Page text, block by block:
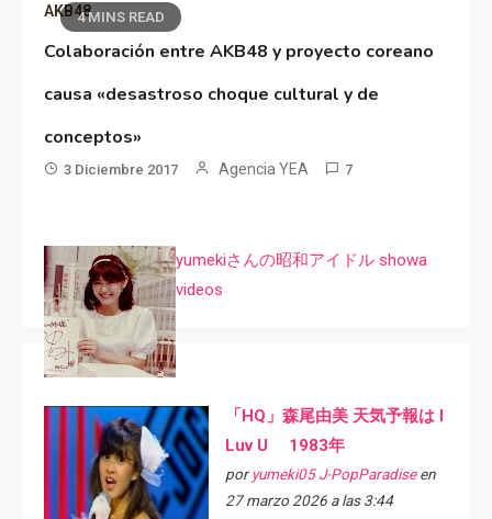
4 MINS READ
AKB48
Colaboración entre AKB48 y proyecto coreano
causa «desastroso choque cultural y de
conceptos»
3 Diciembre 2017 Agencia YEA 7
yumekiさんの昭和アイドル showa
videos
「HQ」森尾由美 天気予報は I
Luv U 1983年
por yumeki05 J-PopParadiseen
27 marzo 2026 a las 3:44